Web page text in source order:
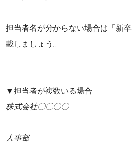
担当者名が分からない場合は「新
載しましょう。
▼担当者が複数いる場合
株式会社〇〇〇〇
人事部